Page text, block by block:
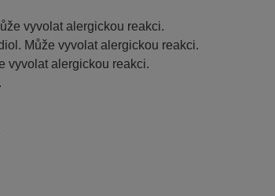
vyvolat alergickou reakci.
Může vyvolat alergickou reakci.
vyvolat alergickou reakci.